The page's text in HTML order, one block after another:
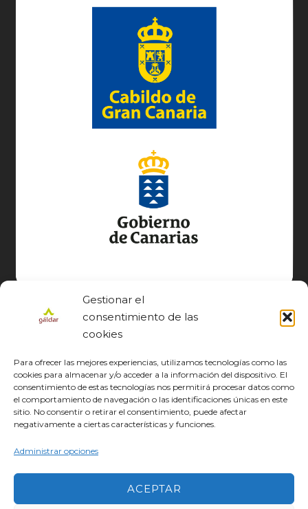
Gestionar el
consentimiento de las
cookies
Para ofrecer las mejores experiencias, utilizamos tecnologías como las
cookies para almacenar y/o acceder a la información del dispositivo. El
consentimiento de estas tecnologías nos permitirá procesar datos como
el comportamiento de navegación o las identificaciones únicas en este
sitio. No consentir o retirar el consentimiento, puede afectar
negativamente a ciertas características y funciones.
Administrar opciones
ACEPTAR
© GÁLDAR JACOBEO 2027
CONOCE